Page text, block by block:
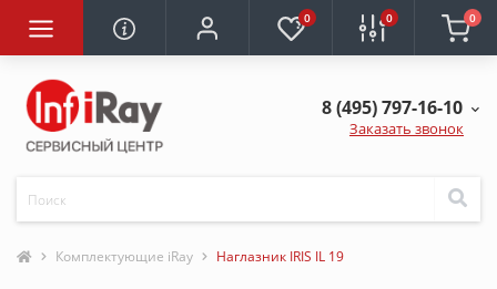
0 0 0
8 (495) 797-16-10
Заказать звонок
Комплектующие iRay Наглазник IRIS IL 19